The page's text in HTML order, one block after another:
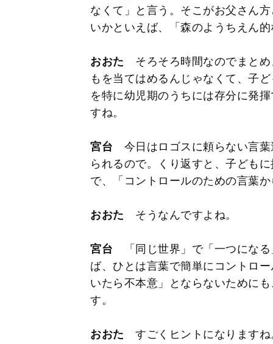
なくて」と言う。そこがお父さん
いかといえば、「森のようちえん
おおた そろそろ時間なのでまとめ
もを当てはめるんじゃなくて、子
を特に幼児期のうちには存分に発
すね。
宮台 今日はロゴスに頼らない言葉
られるので。くり返すと、子ども
で、「コントロールのための言葉
おおた そうなんですよね。
宮台 「同じ世界」で「一つにな
ば、ひとは言葉で簡単にコントロ
いたら不本意」とならないために
す。
おおた すごくヒントになりますね